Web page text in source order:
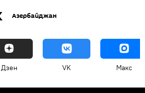
Азербайджан
Дзен VK Макс